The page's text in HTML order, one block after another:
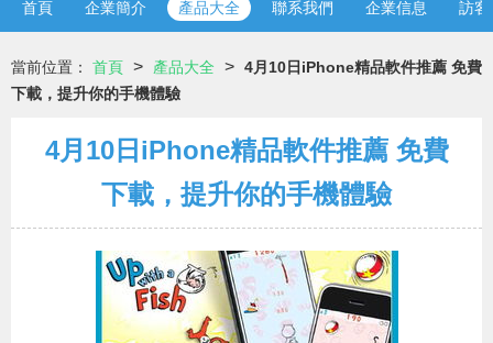
首頁 企業簡介 產品大全 聯系我們 企業信息 訪客
當前位置： 首頁 > 產品大全 > 4月10日iPhone精品軟件推薦 免費
下載，提升你的手機體驗
4月10日iPhone精品軟件推薦 免費
下載，提升你的手機體驗